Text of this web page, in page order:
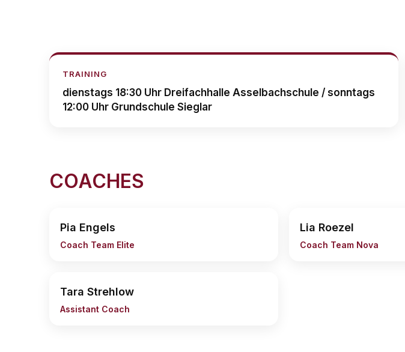
TRAINING
dienstags 18:30 Uhr Dreifachhalle Asselbachschule / sonntags
12:00 Uhr Grundschule Sieglar
COACHES
Pia Engels
Coach Team Elite
Lia Roezel
Coach Team Nova
Tara Strehlow
Assistant Coach